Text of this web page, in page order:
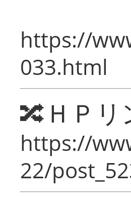
https://
033.html
🔀ＨＰリ
https://
22/